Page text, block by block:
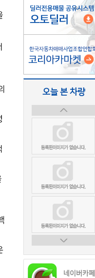
오늘 본 차량
네이버카페